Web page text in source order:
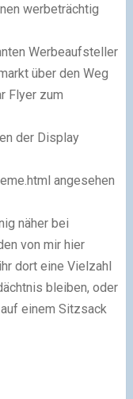
werbeträchtig
Werbeaufsteller
über den Weg
Flyer zum
der Display
angesehen
näher bei
von mir hier
dort eine Vielzahl
bleiben, oder
einem Sitzsack